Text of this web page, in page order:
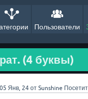
Пользователи
(4 буквы)
05 Янв, 24 от Sunshine